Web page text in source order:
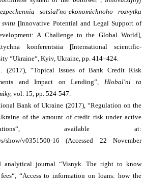
sotsial'no-ekonomichnoho rozvytku
[Innovative Potential and Legal Support of
A Challenge to the Global World],
konferentsiia [International scientific-
“Ukraine“, Kyiv, Ukraine , pp. 414–424.
(2017), “Topical Issues of Bank Credit Risk
and Impact on Lending”, Hlobal'ni ta
vol . 15, pp. 524-547.
Bank of Ukraine (2017), “Regulation on the
of the amount of credit risk under active
available at:
show/v0351500-16 (Accessed 22 November
analytical journal “Visnyk. The right to know
“Access to information on loans: how the